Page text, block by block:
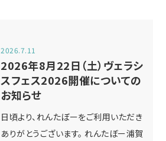
2026.7.11
2026年8月22日（土）ヴェラシ
スフェス2026開催についての
お知らせ
日頃より、れんたぼーをご利用いただき
ありがとうございます。 れんたぼー浦賀